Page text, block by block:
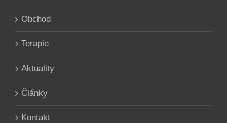
Obchod
Terapie
Aktuality
Články
Kontakt